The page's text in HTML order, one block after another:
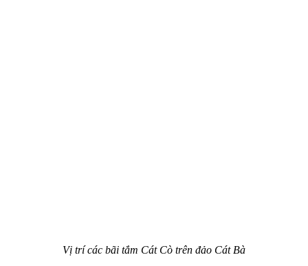
Vị trí các bãi tắm Cát Cò trên đảo Cát Bà